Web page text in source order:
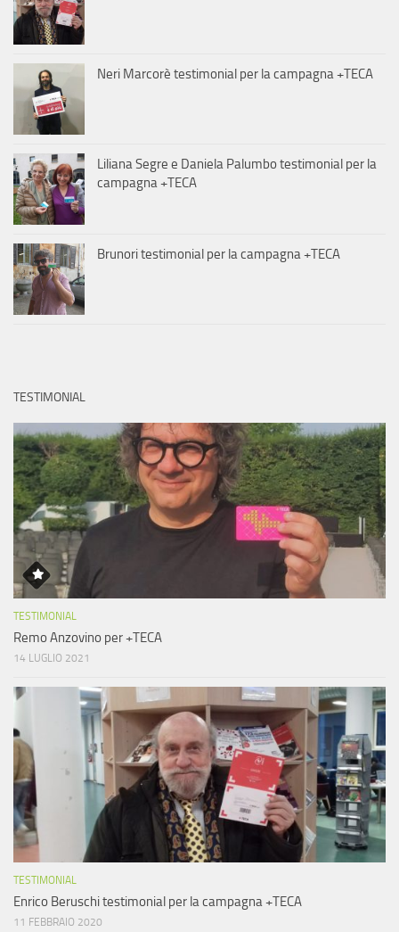
Neri Marcorè testimonial per la campagna +TECA
Liliana Segre e Daniela Palumbo testimonial per la
campagna +TECA
Brunori testimonial per la campagna +TECA
TESTIMONIAL
TESTIMONIAL
Remo Anzovino per +TECA
14 LUGLIO 2021
TESTIMONIAL
Enrico Beruschi testimonial per la campagna +TECA
11 FEBBRAIO 2020